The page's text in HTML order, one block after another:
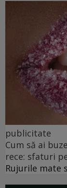
publicitate
Cum să ai
rece: sfaturi
Rujurile mate